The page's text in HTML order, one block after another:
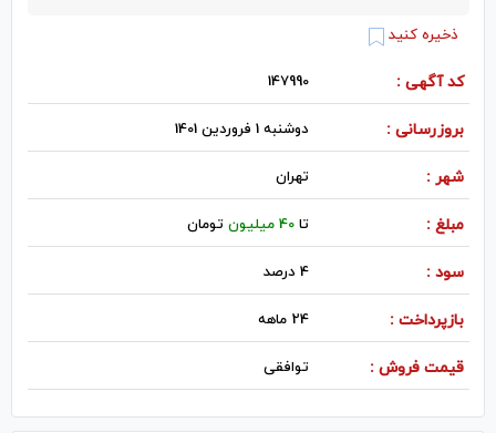
ذخیره کنید
کد آگهی : 147990
بروزرسانی : دوشنبه 1 فروردین 1401
شهر : تهران
مبلغ : تا40 میلیون تومان
سود : 4 درصد
بازپرداخت : 24 ماهه
قیمت فروش : توافقی